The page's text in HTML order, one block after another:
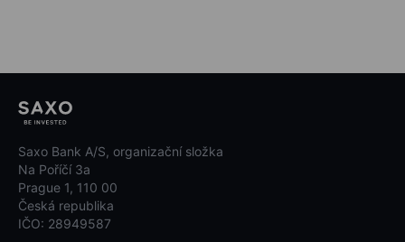
Saxo Bank A/S, organizační složka
Na Poříčí 3a
Prague 1, 110 00
Česká republika
IČO: 28949587